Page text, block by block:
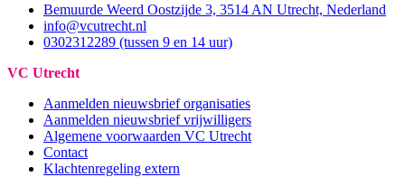
Bemuurde Weerd Oostzijde 3, 3514 AN Utrecht, Nederland
info@vcutrecht.nl
0302312289 (tussen 9 en 14 uur)
VC Utrecht
Aanmelden nieuwsbrief organisaties
Aanmelden nieuwsbrief vrijwilligers
Algemene voorwaarden VC Utrecht
Contact
Klachtenregeling extern